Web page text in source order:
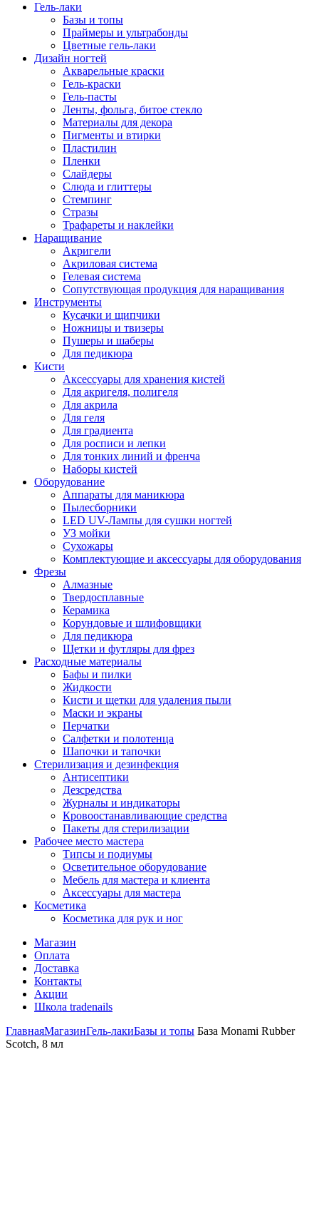
Гель-лаки
Базы и топы
Праймеры и ультрабонды
Цветные гель-лаки
Дизайн ногтей
Акварельные краски
Гель-краски
Гель-пасты
Ленты, фольга, битое стекло
Материалы для декора
Пигменты и втирки
Пластилин
Пленки
Слайдеры
Слюда и глиттеры
Стемпинг
Стразы
Трафареты и наклейки
Наращивание
Акригели
Акриловая система
Гелевая система
Сопутствующая продукция для наращивания
Инструменты
Кусачки и щипчики
Ножницы и твизеры
Пушеры и шаберы
Для педикюра
Кисти
Аксессуары для хранения кистей
Для акригеля, полигеля
Для акрила
Для геля
Для градиента
Для росписи и лепки
Для тонких линий и френча
Наборы кистей
Оборудование
Аппараты для маникюра
Пылесборники
LED UV-Лампы для сушки ногтей
УЗ мойки
Сухожары
Комплектующие и аксессуары для оборудования
Фрезы
Алмазные
Твердосплавные
Керамика
Корундовые и шлифовщики
Для педикюра
Щетки и футляры для фрез
Расходные материалы
Бафы и пилки
Жидкости
Кисти и щетки для удаления пыли
Маски и экраны
Перчатки
Салфетки и полотенца
Шапочки и тапочки
Стерилизация и дезинфекция
Антисептики
Дезсредства
Журналы и индикаторы
Кровоостанавливающие средства
Пакеты для стерилизации
Рабочее место мастера
Типсы и подиумы
Осветительное оборудование
Мебель для мастера и клиента
Аксессуары для мастера
Косметика
Косметика для рук и ног
Магазин
Оплата
Доставка
Контакты
Акции
Школа tradenails
ГлавнаяМагазинГель-лакиБазы и топы База Monami Rubber
Scotch, 8 мл